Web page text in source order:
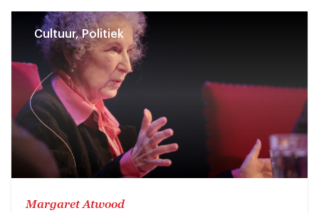
Cultuur, Politiek
Margaret Atwood